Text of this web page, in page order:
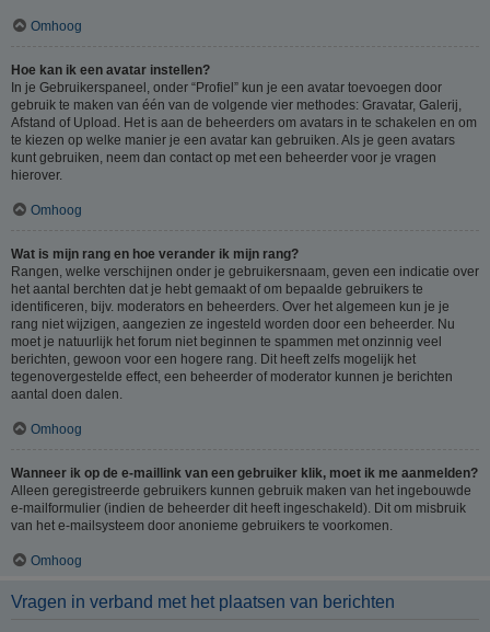
Omhoog
Hoe kan ik een avatar instellen?
In je Gebruikerspaneel, onder “Profiel” kun je een avatar toevoegen door
gebruik te maken van één van de volgende vier methodes: Gravatar, Galerij,
Afstand of Upload. Het is aan de beheerders om avatars in te schakelen en om
te kiezen op welke manier je een avatar kan gebruiken. Als je geen avatars
kunt gebruiken, neem dan contact op met een beheerder voor je vragen
hierover.
Omhoog
Wat is mijn rang en hoe verander ik mijn rang?
Rangen, welke verschijnen onder je gebruikersnaam, geven een indicatie over
het aantal berchten dat je hebt gemaakt of om bepaalde gebruikers te
identificeren, bijv. moderators en beheerders. Over het algemeen kun je je
rang niet wijzigen, aangezien ze ingesteld worden door een beheerder. Nu
moet je natuurlijk het forum niet beginnen te spammen met onzinnig veel
berichten, gewoon voor een hogere rang. Dit heeft zelfs mogelijk het
tegenovergestelde effect, een beheerder of moderator kunnen je berichten
aantal doen dalen.
Omhoog
Wanneer ik op de e-maillink van een gebruiker klik, moet ik me aanmelden?
Alleen geregistreerde gebruikers kunnen gebruik maken van het ingebouwde
e-mailformulier (indien de beheerder dit heeft ingeschakeld). Dit om misbruik
van het e-mailsysteem door anonieme gebruikers te voorkomen.
Omhoog
Vragen in verband met het plaatsen van berichten